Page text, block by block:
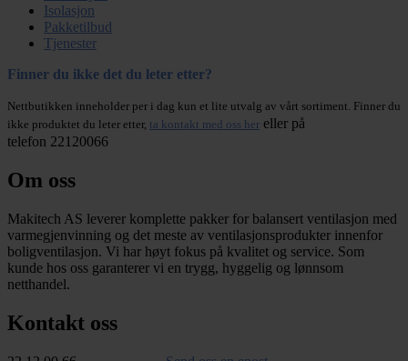
Isolasjon
Pakketilbud
Tjenester
Finner du ikke det du leter etter?
Nettbutikken inneholder per i dag kun et lite utvalg av vårt sortiment. Finner du
ikke produktet du leter etter, ta kontakt med oss her eller på
telefon 22120066
Om oss
Makitech AS leverer komplette pakker for balansert ventilasjon med
varmegjenvinning og det meste av ventilasjonsprodukter innenfor
boligventilasjon. Vi har høyt fokus på kvalitet og service. Som
kunde hos oss garanterer vi en trygg, hyggelig og lønnsom
netthandel.
Kontakt oss